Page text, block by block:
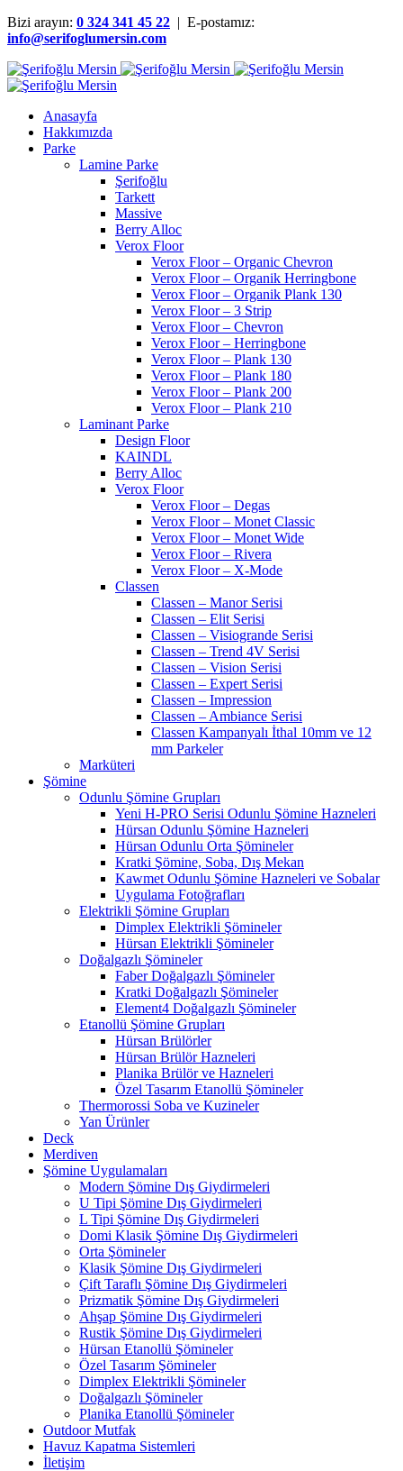
Bizi arayın: 0 324 341 45 22 | E-postamız:
info@serifoglumersin.com
Anasayfa
Hakkımızda
Parke
Lamine Parke
Şerifoğlu
Tarkett
Massive
Berry Alloc
Verox Floor
Verox Floor – Organic Chevron
Verox Floor – Organik Herringbone
Verox Floor – Organik Plank 130
Verox Floor – 3 Strip
Verox Floor – Chevron
Verox Floor – Herringbone
Verox Floor – Plank 130
Verox Floor – Plank 180
Verox Floor – Plank 200
Verox Floor – Plank 210
Laminant Parke
Design Floor
KAINDL
Berry Alloc
Verox Floor
Verox Floor – Degas
Verox Floor – Monet Classic
Verox Floor – Monet Wide
Verox Floor – Rivera
Verox Floor – X-Mode
Classen
Classen – Manor Serisi
Classen – Elit Serisi
Classen – Visiogrande Serisi
Classen – Trend 4V Serisi
Classen – Vision Serisi
Classen – Expert Serisi
Classen – Impression
Classen – Ambiance Serisi
Classen Kampanyalı İthal 10mm ve 12
mm Parkeler
Marküteri
Şömine
Odunlu Şömine Grupları
Yeni H-PRO Serisi Odunlu Şömine Hazneleri
Hürsan Odunlu Şömine Hazneleri
Hürsan Odunlu Orta Şömineler
Kratki Şömine, Soba, Dış Mekan
Kawmet Odunlu Şömine Hazneleri ve Sobalar
Uygulama Fotoğrafları
Elektrikli Şömine Grupları
Dimplex Elektrikli Şömineler
Hürsan Elektrikli Şömineler
Doğalgazlı Şömineler
Faber Doğalgazlı Şömineler
Kratki Doğalgazlı Şömineler
Element4 Doğalgazlı Şömineler
Etanollü Şömine Grupları
Hürsan Brülörler
Hürsan Brülör Hazneleri
Planika Brülör ve Hazneleri
Özel Tasarım Etanollü Şömineler
Thermorossi Soba ve Kuzineler
Yan Ürünler
Deck
Merdiven
Şömine Uygulamaları
Modern Şömine Dış Giydirmeleri
U Tipi Şömine Dış Giydirmeleri
L Tipi Şömine Dış Giydirmeleri
Domi Klasik Şömine Dış Giydirmeleri
Orta Şömineler
Klasik Şömine Dış Giydirmeleri
Çift Taraflı Şömine Dış Giydirmeleri
Prizmatik Şömine Dış Giydirmeleri
Ahşap Şömine Dış Giydirmeleri
Rustik Şömine Dış Giydirmeleri
Hürsan Etanollü Şömineler
Özel Tasarım Şömineler
Dimplex Elektrikli Şömineler
Doğalgazlı Şömineler
Planika Etanollü Şömineler
Outdoor Mutfak
Havuz Kapatma Sistemleri
İletişim